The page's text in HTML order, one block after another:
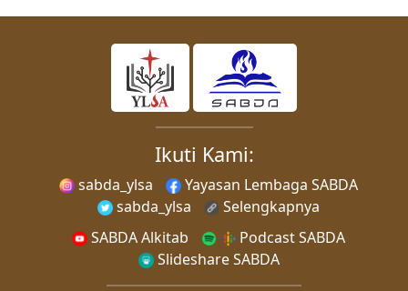
Ikuti Kami:
sabda_ylsa
Yayasan Lembaga SABDA
sabda_ylsa
Selengkapnya
SABDA Alkitab
Podcast SABDA
Slideshare SABDA